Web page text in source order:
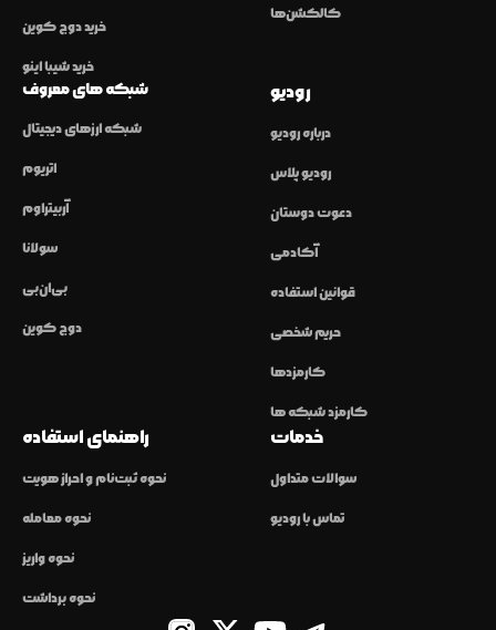
خرید دوج کوین
خرید شیبا اینو
کالکشن‌ها
شبکه های معروف
شبکه ارزهای دیجیتال
اتریوم
آربیتراوم
سولانا
بی‌ان‌بی
دوج کوین
رودیو
درباره رودیو
رودیو پلاس
دعوت دوستان
آکادمی
قوانین استفاده
حریم شخصی
کارمزدها
کارمزد شبکه ها
راهنمای استفاده
نحوه ثبت‌نام و احراز هویت
نحوه معامله
نحوه واریز
نحوه برداشت
خدمات
سوالات متداول
تماس با رودیو